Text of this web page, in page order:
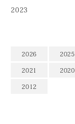
2023
2026 2025
2021 2020
2012